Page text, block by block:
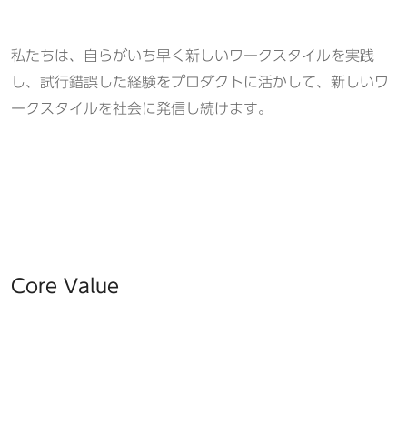
私たちは、自らがいち早く新しいワークスタイルを実践
し、試行錯誤した経験をプロダクトに活かして、新しいワ
ークスタイルを社会に発信し続けます。
Core Value